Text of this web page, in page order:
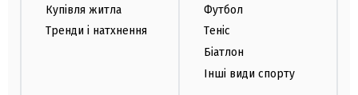
Купівля житла
Тренди і натхнення
Футбол
Теніс
Біатлон
Інші види спорту